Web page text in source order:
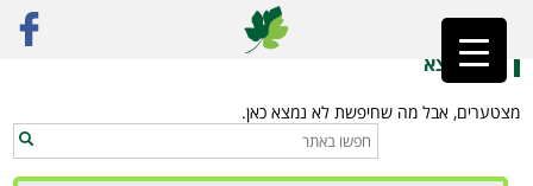
ראשי»טאפאס טבעוניים
לא נמצא
מצטערים, אבל מה שחיפשת לא נמצא כאן.